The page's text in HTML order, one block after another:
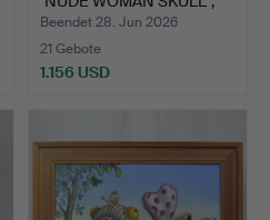
SK…
Beendet 28. Jun 2026
21 Gebote
1.156 USD